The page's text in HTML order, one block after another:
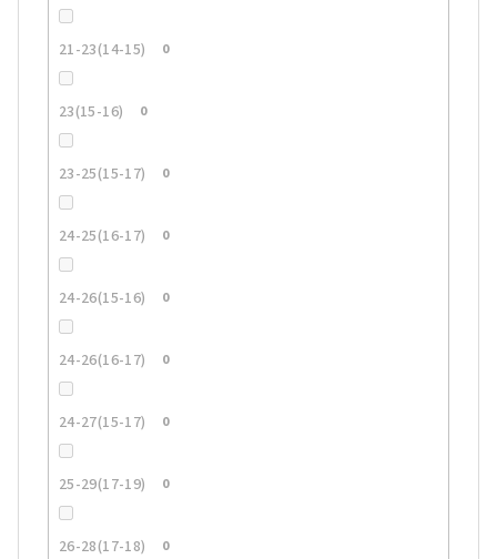
21-23(14-15) 0
23(15-16) 0
23-25(15-17) 0
24-25(16-17) 0
24-26(15-16) 0
24-26(16-17) 0
24-27(15-17) 0
25-29(17-19) 0
26-28(17-18) 0